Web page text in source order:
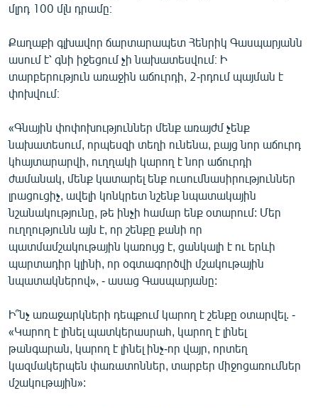
English
ՀԵՏԵՎԵՔ ՄԵԶ
«Ազատության» բոլոր կայքերը
մլրդ 100 մլն դրամը։
Քաղաքի գլխավոր ճարտարապետ Հենրիկ Գասպարյանն
ասում է՝ գնի իջեցում չի նախատեսվում։ Ի
տարբերություն առաջին աճուրդի, 2-րդում պայման է
փոխվում։
«Գնային փոփոխություններ մենք առայժմ չենք
նախատեսում, որպեսզի տեղի ունենա, բայց նոր աճուրդ
կհայտարարվի, ուղղակի կարող է նոր աճուրդի
ժամանակ, մենք կատարել ենք ուսումնասիրություններ
լրացուցիչ, ավելի կոնկրետ նշենք նպատակային
նշանակությունը, թե ինչի համար ենք օտարում: Մեր
ուղղությունն այն է, որ շենքը քանի որ
պատմամշակութային կառույց է, ցանկալի է ու երևի
պարտադիր կլինի, որ օգտագործվի մշակութային
նպատակներով», - ասաց Գասպարյանը:
Ի՞նչ առաջարկների դեպքում կարող է շենքը օտարվել. -
«Կարող է լինել պատկերասրահ, կարող է լինել
թանգարան, կարող է լինել ինչ-որ վայր, որտեղ
կազմակերպեն փառատոններ, տարբեր միջոցառումներ
մշակութային»: